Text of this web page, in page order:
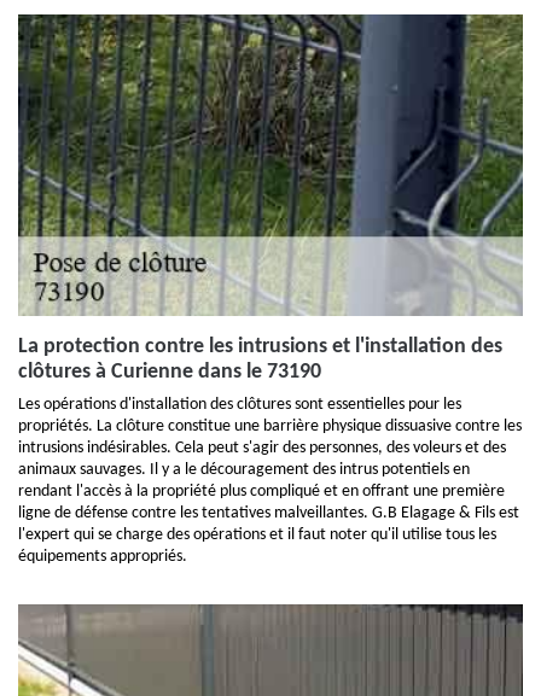
La protection contre les intrusions et l'installation des
clôtures à Curienne dans le 73190
Les opérations d'installation des clôtures sont essentielles pour les
propriétés. La clôture constitue une barrière physique dissuasive contre les
intrusions indésirables. Cela peut s'agir des personnes, des voleurs et des
animaux sauvages. Il y a le découragement des intrus potentiels en
rendant l'accès à la propriété plus compliqué et en offrant une première
ligne de défense contre les tentatives malveillantes. G.B Elagage & Fils est
l'expert qui se charge des opérations et il faut noter qu'il utilise tous les
équipements appropriés.